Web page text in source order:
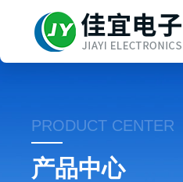
PRODUCT CENTER
产品中心